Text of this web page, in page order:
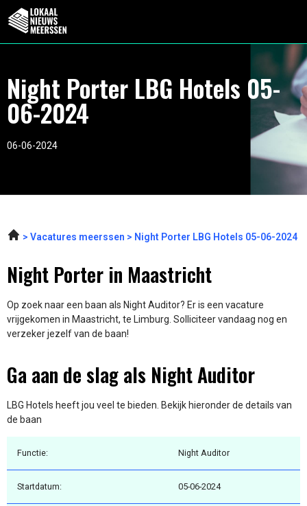
Night Porter LBG Hotels 05-
06-2024
06-06-2024
Vacatures meerssen Night Porter LBG Hotels 05-06-2024
Night Porter in Maastricht
Op zoek naar een baan als Night Auditor? Er is een vacature
vrijgekomen in Maastricht, te Limburg. Solliciteer vandaag nog en
verzeker jezelf van de baan!
Ga aan de slag als Night Auditor
LBG Hotels heeft jou veel te bieden. Bekijk hieronder de details van
de baan
Functie: Night Auditor
Startdatum: 05-06-2024